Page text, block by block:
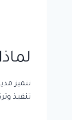
تتميز
تنفيذ